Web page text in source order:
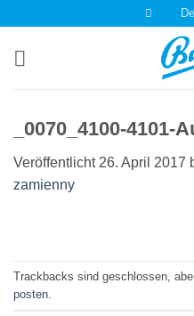
springen
_0070_4100-
Veröffentlicht 26. April 2017
zamienny
Trackbacks sind geschlossen,
posten